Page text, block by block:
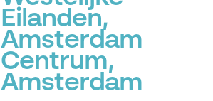
P
P
Eilanden,
Amsterdam
Centrum,
Amsterdam